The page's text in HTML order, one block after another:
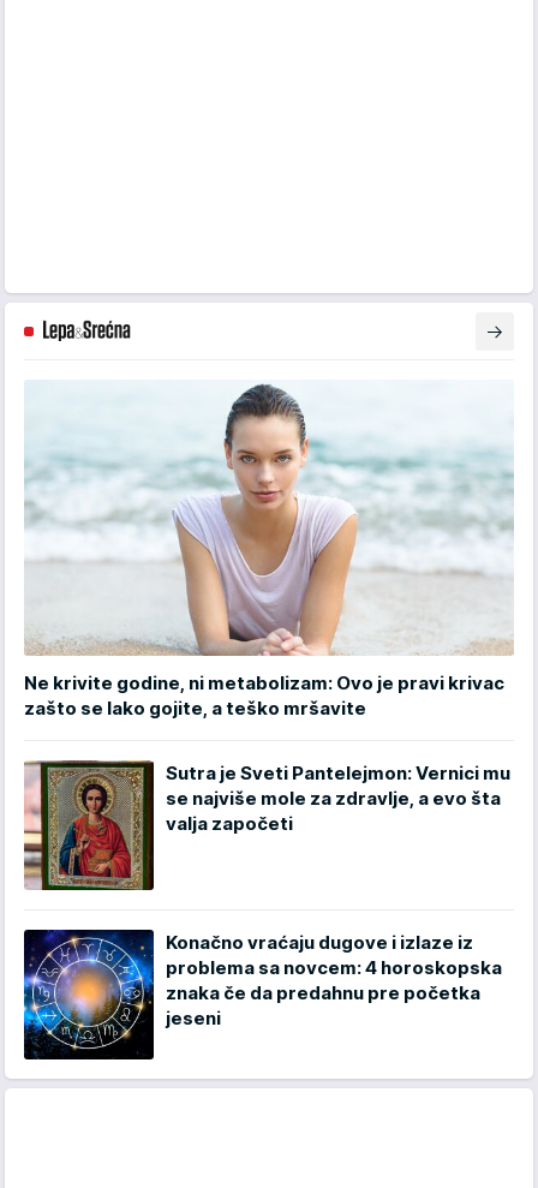
Ne krivite godine, ni metabolizam: Ovo je pravi krivac
zašto se lako gojite, a teško mršavite
Sutra je Sveti Pantelejmon: Vernici mu
se najviše mole za zdravlje, a evo šta
valja započeti
Konačno vraćaju dugove i izlaze iz
problema sa novcem: 4 horoskopska
znaka če da predahnu pre početka
jeseni